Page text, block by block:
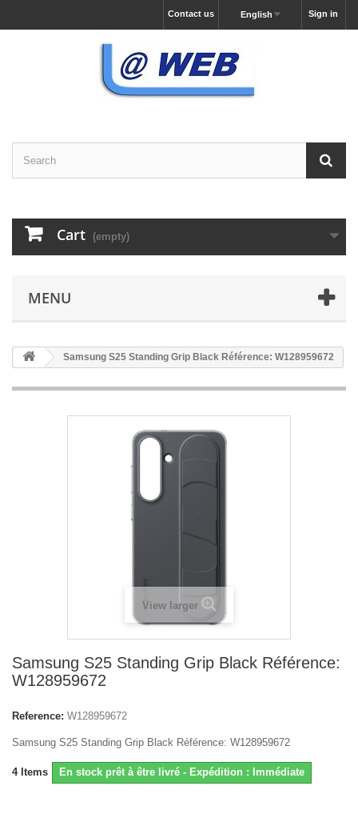
Sign in
English
Contact us
Cart (empty)
MENU
Samsung S25 Standing Grip Black Référence: W128959672
View larger
Samsung S25 Standing Grip Black Référence:
W128959672
Reference: W128959672
Samsung S25 Standing Grip Black Référence: W128959672
4 Items En stock prêt à être livré - Expédition : Immédiate